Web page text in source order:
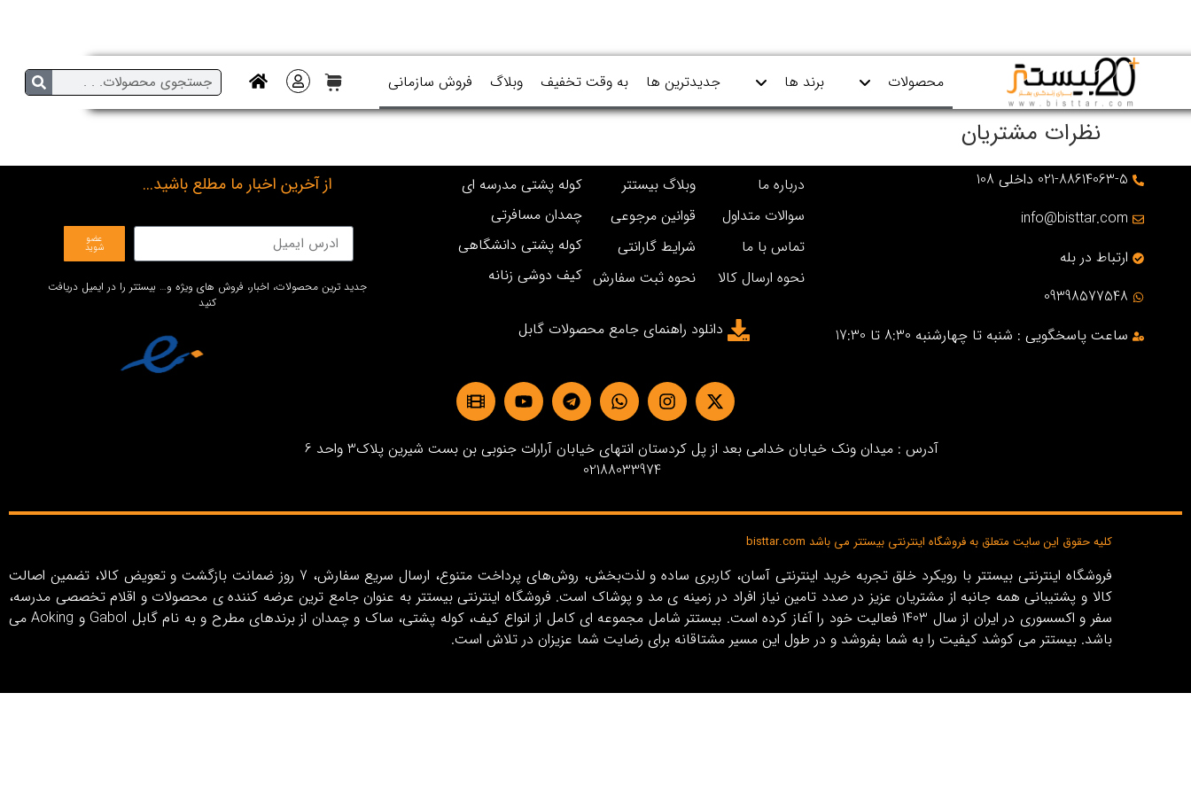
محصولات برند ها جدیدترین ها به وقت تخفیف وبلاگ فروش سازمانی
نظرات مشتریان
021-88614063-5 داخلی 108
info@bisttar.com
ارتباط در بله
09398577548
ساعت پاسخگویی : شنبه تا چهارشنبه 8:30 تا 17:30
درباره ما
سوالات متداول
تماس با ما
نحوه ارسال کالا
وبلاگ بیستتر
قوانین مرجوعی
شرایط گارانتی
نحوه ثبت سفارش
کوله پشتی مدرسه ای
چمدان مسافرتی
کوله پشتی دانشگاهی
کیف دوشی زنانه
دانلود راهنمای جامع محصولات گابل
از آخرین اخبار ما مطلع باشید...
عضو
شوید
جدید ترین محصولات، اخبار، فروش های ویژه و… بیستتر را در ایمیل دریافت
کنید
آدرس : میدان ونک خیابان خدامی بعد از پل کردستان انتهای خیابان آرارات جنوبی بن بست شیرین پلاک3 واحد 6
02188033974
کلیه حقوق این سایت متعلق به فروشگاه اینترنتی بیستتر می باشد bisttar.com
فروشگاه اینترنتی بیستتر با رویکرد خلق تجربه خرید اینترنتی آسان، کاربری ساده و لذت‌بخش، روش‌های پرداخت متنوع، ارسال سریع سفارش، 7 روز ضمانت بازگشت و تعویض کالا، تضمین اصالت
کالا و پشتیبانی همه جانبه از مشتریان عزیز در صدد تامین نیاز افراد در زمینه‌ ی مد و پوشاک است. فروشگاه اینترنتی بیستتر به عنوان جامع ترین عرضه کننده ی محصولات و اقلام تخصصی مدرسه،
سفر و اکسسوری در ایران از سال 1403 فعالیت خود را آغاز کرده است. بیستتر شامل مجموعه ای کامل از انواع کیف، کوله پشتی، ساک و چمدان از برندهای مطرح و به نام گابل Gabol و Aoking می
باشد. بیستتر می کوشد کیفیت را به شما بفروشد و در طول این مسیر مشتاقانه برای رضایت شما عزیزان در تلاش است.